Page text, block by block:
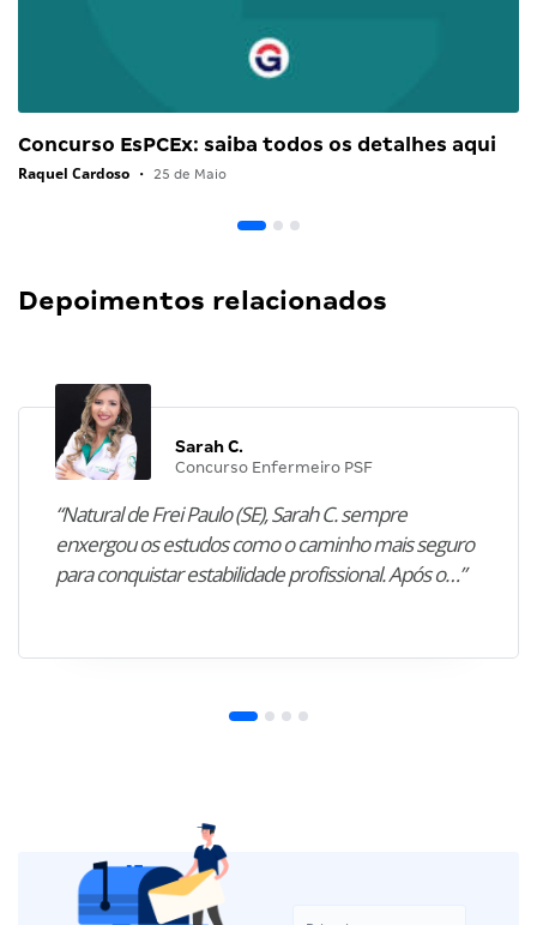
Concurso EsPCEx: saiba todos os detalhes aqui
Raquel Cardoso • 25 de Maio
Depoimentos relacionados
Sarah C.
Concurso Enfermeiro PSF
“Natural de Frei Paulo (SE), Sarah C. sempre
enxergou os estudos como o caminho mais seguro
para conquistar estabilidade profissional. Após o…”